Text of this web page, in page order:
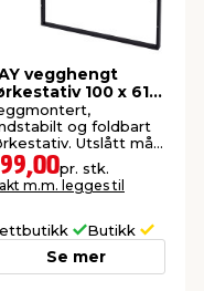
vegghengt
100 x 61 x
cm - svart
og foldbart
Utslått mål:
61 x B: 100 x H: 68
pr. stk.
m.m. legges til
Butikk
Se mer